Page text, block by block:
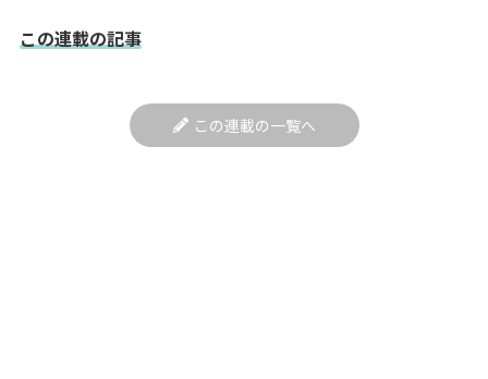
この連載の記事
この連載の一覧へ